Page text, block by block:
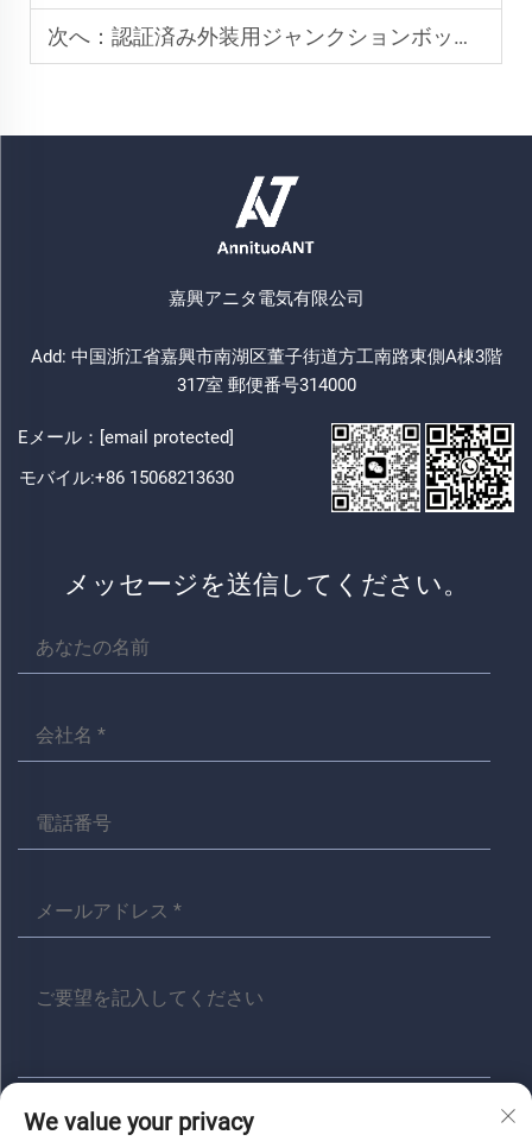
次へ： 認証済み外装用ジャンクションボックスの性能を検証する試験手順とは？
嘉興アニタ電気有限公司
Add: 中国浙江省嘉興市南湖区董子街道方工南路東側A棟3階
317室 郵便番号314000
Eメール： [email protected]
モバイル:+86 15068213630
メッセージを送信してください。
送信
We value your privacy